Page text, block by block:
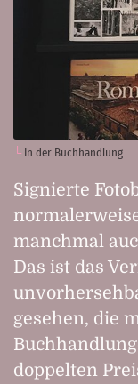
In der Buchhandlung
Signierte
manchmal
Das ist das
gesehen, die
doppelten